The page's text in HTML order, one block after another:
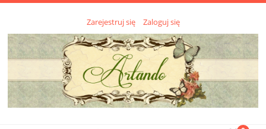
Zarejestruj się Zaloguj się